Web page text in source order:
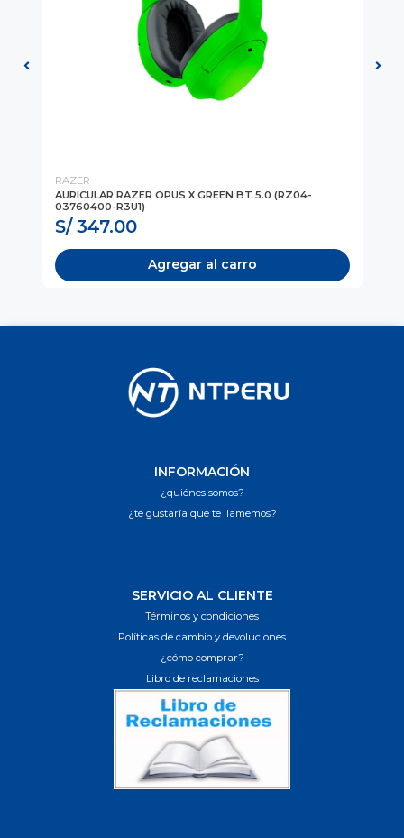
RAZER
AURICULAR RAZER OPUS X GREEN BT 5.0 (RZ04-
03760400-R3U1)
S/ 347.00
Agregar al carro
INFORMACIÓN
¿quiénes somos?
¿te gustaría que te llamemos?
SERVICIO AL CLIENTE
Términos y condiciones
Políticas de cambio y devoluciones
¿cómo comprar?
Libro de reclamaciones